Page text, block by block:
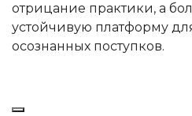
отрицание практики, а
устойчивую платформу
осознанных поступков.